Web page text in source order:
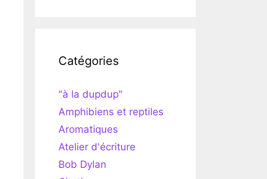
Catégories
"à la dupdup"
Amphibiens et reptiles
Aromatiques
Atelier d'écriture
Bob Dylan